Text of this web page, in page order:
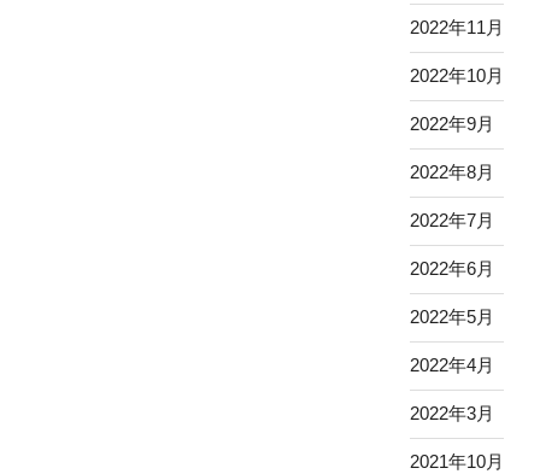
2022年11月
2022年10月
2022年9月
2022年8月
2022年7月
2022年6月
2022年5月
2022年4月
2022年3月
2021年10月